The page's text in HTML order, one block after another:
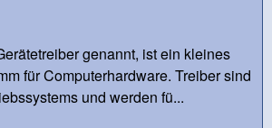
genannt, ist ein kleines
für Computerhardware. Treiber sind
und werden fü...